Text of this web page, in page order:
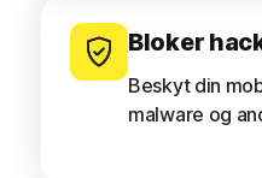
Bloker
Beskyt din
malware og